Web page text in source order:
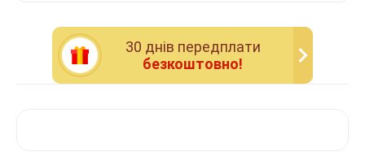
30 днiв передплати
безкоштовно!